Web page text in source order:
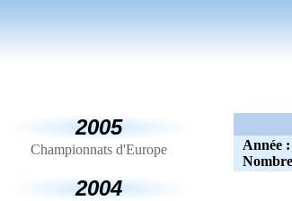
2005
Championnats d'Europe
2004
Année